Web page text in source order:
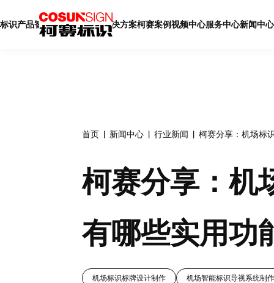
标识产品智慧标识智慧展厅解决方案柯赛案例视频中心服务中心新闻中心
首页 新闻中心 行业新闻 柯赛分享：机场标
柯赛分享：机
有哪些实用功
机场标识标牌设计制作 机场智能标识导视系统制